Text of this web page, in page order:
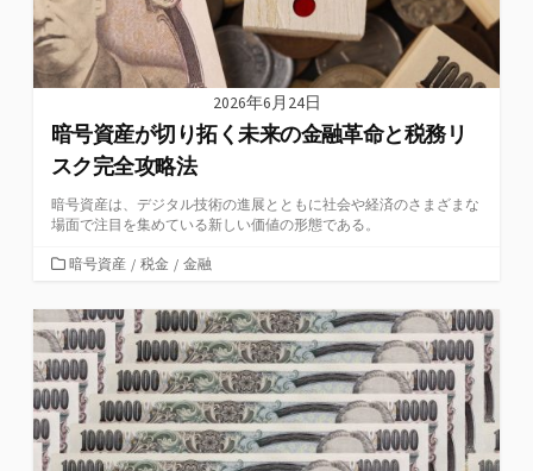
2026年6月24日
暗号資産が切り拓く未来の金融革命と税務リ
スク完全攻略法
暗号資産は、デジタル技術の進展とともに社会や経済のさまざまな
場面で注目を集めている新しい価値の形態である。
カ
ゴ
リ
ー
暗号資産 / 税金 / 金融